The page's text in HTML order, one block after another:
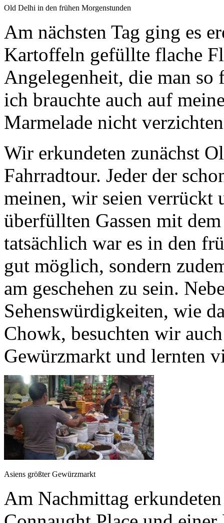
Old Delhi in den frühen Morgenstunden
Am nächsten Tag ging es
Kartoffeln gefüllte flache
Angelegenheit, die man so
ich brauchte auch auf
Marmelade nicht
Wir erkundeten zunächst
Fahrradtour. Jeder der
meinen, wir seien verrückt
überfüllten Gassen mit
tatsächlich war es in den
gut möglich, sondern
am geschehen zu sein.
Sehenswürdigkeiten, wie
Chowk, besuchten wir
Gewürzmarkt und lernten
Asiens größter Gewürzmarkt
Am Nachmittag